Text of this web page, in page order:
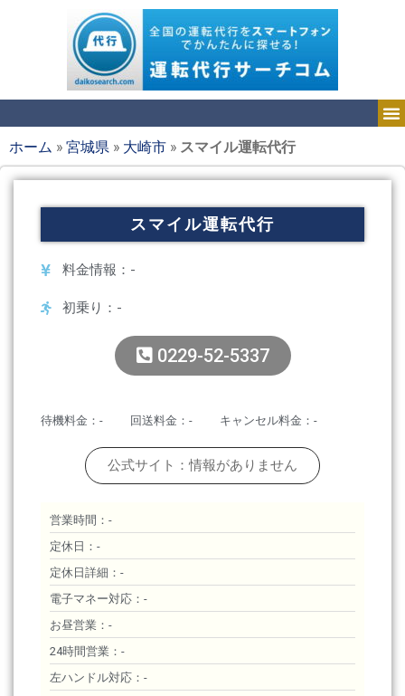
ホーム »宮城県 » 大崎市 » スマイル運転代行
スマイル運転代行
料金情報：-
初乗り：-
0229-52-5337
待機料金：- 回送料金：- キャンセル料金：-
公式サイト：情報がありません
営業時間：-
定休日：-
定休日詳細：-
電子マネー対応：-
お昼営業：-
24時間営業：-
左ハンドル対応：-